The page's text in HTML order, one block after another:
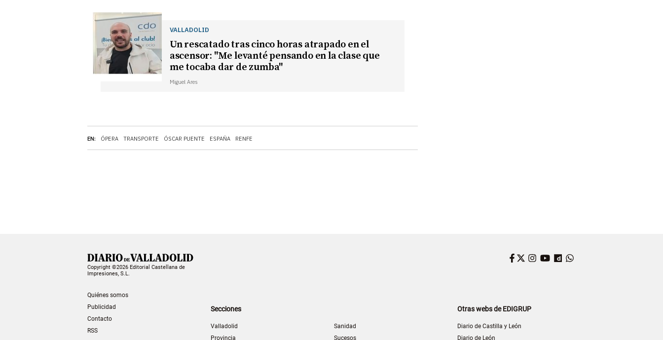
EN: ÓPERA TRANSPORTE ÓSCAR PUENTE ESPAÑA RENFE
VALLADOLID
Un rescatado tras cinco horas atrapado en el
ascensor: "Me levanté pensando en la clase que
me tocaba dar de zumba"
Miguel Ares
Copyright ©2026 Editorial Castellana de
Impresiones, S.L.
Quiénes somos
Publicidad
Contacto
RSS
Facebook
Twitter
Instagram
YouTube
Dailymotion
Secciones
Valladolid
Provincia
Sanidad
Sucesos
Otras webs de EDIGRUP
Diario de Castilla y León
Diario de León